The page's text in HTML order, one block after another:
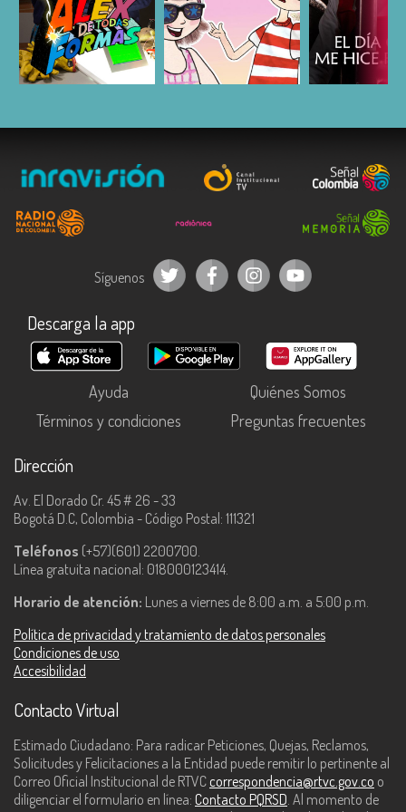
ESCUCHAR ESCUCHAR
Síguenos
Descarga la app
Ayuda
Quiénes Somos
Términos y condiciones
Preguntas frecuentes
Dirección
Av. El Dorado Cr. 45 # 26 - 33
Bogotá D.C, Colombia - Código Postal: 111321
Teléfonos (+57)(601) 2200700.
Línea gratuita nacional: 018000123414.
Horario de atención: Lunes a viernes de 8:00 a.m. a 5:00 p.m.
Política de privacidad y tratamiento de datos personales
Condiciones de uso
Accesibilidad
Contacto Virtual
Estimado Ciudadano: Para radicar Peticiones, Quejas, Reclamos,
Solicitudes y Felicitaciones a la Entidad puede remitir lo pertinente al
Correo Oficial Institucional de RTVC correspondencia@rtvc.gov.co o
diligenciar el formulario en línea: Contacto PQRSD. Al momento de